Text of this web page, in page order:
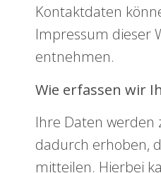
Kontaktdaten
Impressum dieser
entnehmen.
Wie erfassen wir
Ihre Daten werden
dadurch erhoben,
mitteilen. Hierbei